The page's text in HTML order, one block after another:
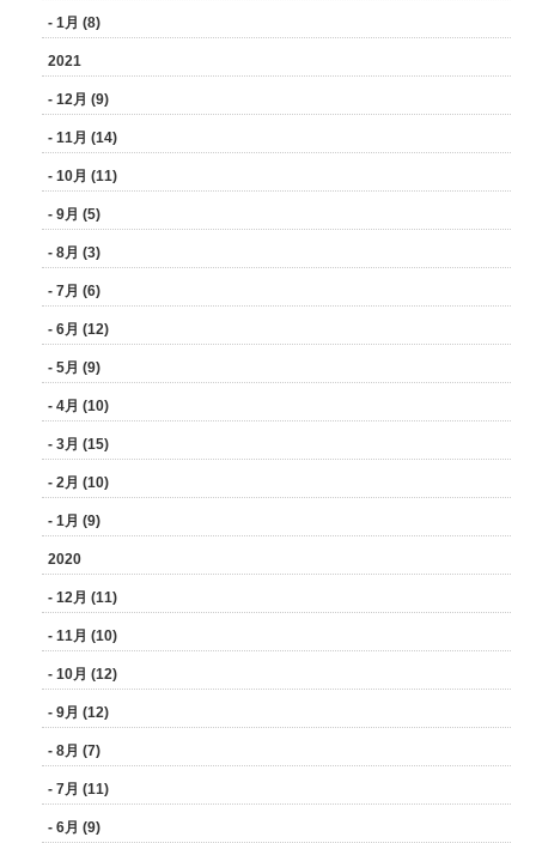
- 1月 (8)
2021
- 12月 (9)
- 11月 (14)
- 10月 (11)
- 9月 (5)
- 8月 (3)
- 7月 (6)
- 6月 (12)
- 5月 (9)
- 4月 (10)
- 3月 (15)
- 2月 (10)
- 1月 (9)
2020
- 12月 (11)
- 11月 (10)
- 10月 (12)
- 9月 (12)
- 8月 (7)
- 7月 (11)
- 6月 (9)